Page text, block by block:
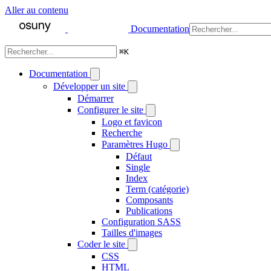
Aller au contenu
Documentation
⌘K
Documentation
Développer un site
Démarrer
Configurer le site
Logo et favicon
Recherche
Paramètres Hugo
Défaut
Single
Index
Term (catégorie)
Composants
Publications
Configuration SASS
Tailles d'images
Coder le site
CSS
HTML